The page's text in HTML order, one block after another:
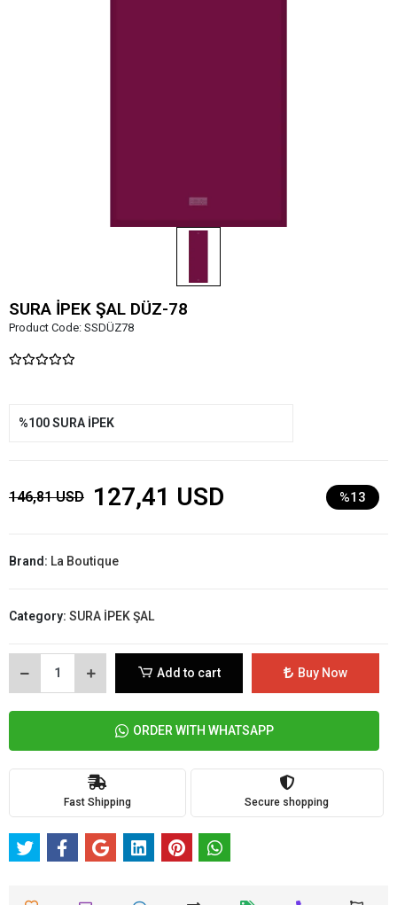
SURA İPEK ŞAL DÜZ-78
Product Code: SSDÜZ78
%100 SURA İPEK
146,81 USD 127,41 USD %13
Brand: La Boutique
Category: SURA İPEK ŞAL
Add to cart Buy Now
ORDER WITH WHATSAPP
Fast Shipping Secure shopping